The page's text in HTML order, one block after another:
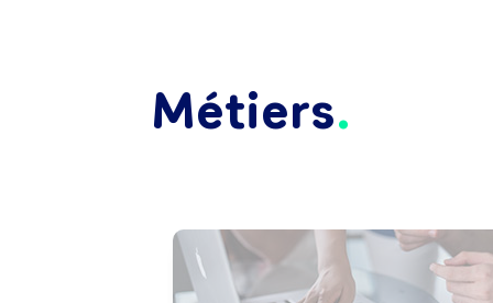
Métiers